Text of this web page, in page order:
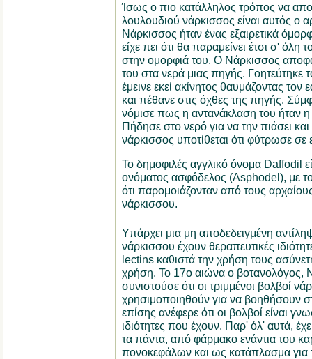
Ίσως ο πιο κατάλληλος τρόπος να
λουλουδιού νάρκισσος είναι αυτός ο
Νάρκισσος ήταν ένας εξαιρετικά
είχε πει ότι θα παραμείνει έτσι σ' όλη
στην ομορφιά του. Ο Νάρκισσος
του στα νερά μιας πηγής.
έμεινε εκεί ακίνητος θαυμάζοντας
και πέθανε στις όχθες της πηγής.
νόμισε πως η αντανάκλαση του ήταν η
Πήδησε στο νερό για να την πιάσει
νάρκισσος υποτίθεται ότι φύτρωσε σε
Το δημοφιλές αγγλικό όνομα Daffodil
ονόματος ασφόδελος (Asphodel), με
ότι παρομοιάζονταν από τους
νάρκισσου.
Υπάρχει μια μη αποδεδειγμένη
νάρκισσου έχουν θεραπευτικές
lectins καθιστά την χρήση τους
χρήση. Το 17ο αιώνα ο βοτανολόγος,
συνιστούσε ότι οι τριμμένοι βολβοί
χρησιμοποιηθούν για να βοηθήσουν
επίσης ανέφερε ότι οι βολβοί είναι
ιδιότητες που έχουν. Παρ' όλ' αυτά,
τα πάντα, από φάρμακο ενάντια του
πονοκεφάλων και ως κατάπλασμα για